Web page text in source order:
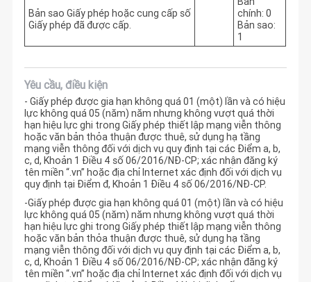
Bản sao Giấy phép hoặc cung cấp số
Giấy phép đã được cấp.
chính: 0
Bản sao:
1
Yêu cầu, điều kiện
- Giấy phép được gia hạn không quá 01 (một) lần và có hiệu
lực không quá 05 (năm) năm nhưng không vượt quá thời
hạn hiệu lực ghi trong Giấy phép thiết lập mạng viễn thông
hoặc văn bản thỏa thuận được thuê, sử dụng hạ tầng
mạng viễn thông đối với dịch vụ quy định tại các Điểm a, b,
c, d, Khoản 1 Điều 4 số 06/2016/NĐ-CP; xác nhận đăng ký
tên miền “.vn” hoặc địa chỉ Internet xác định đối với dịch vụ
quy định tại Điểm đ, Khoản 1 Điều 4 số 06/2016/NĐ-CP.
-Giấy phép được gia hạn không quá 01 (một) lần và có hiệu
lực không quá 05 (năm) năm nhưng không vượt quá thời
hạn hiệu lực ghi trong Giấy phép thiết lập mạng viễn thông
hoặc văn bản thỏa thuận được thuê, sử dụng hạ tầng
mạng viễn thông đối với dịch vụ quy định tại các Điểm a, b,
c, d, Khoản 1 Điều 4 số 06/2016/NĐ-CP; xác nhận đăng ký
tên miền “.vn” hoặc địa chỉ Internet xác định đối với dịch vụ